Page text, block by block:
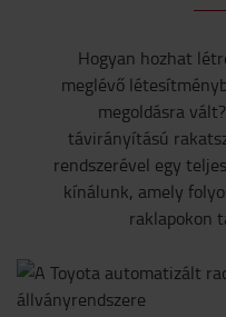
Hogyan hozhat
meglévő
megoldásra
távirányítású
rendszerével egy
kínálunk, amely
raklapokon